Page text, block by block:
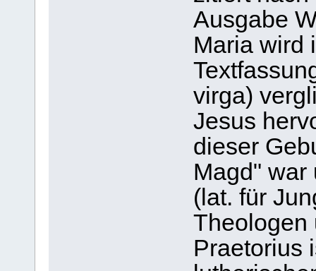
Ausgabe
Maria wird
virga)
Jesus
dieser
Magd" war
(lat. für
Theologen
Praetorius